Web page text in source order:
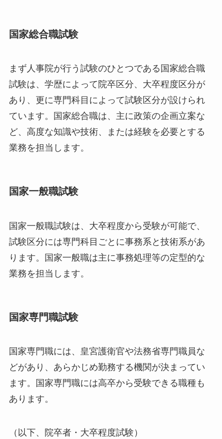
国家総合職試験
まず人事院が行う試験のひとつである国家総合職
試験は、学歴によって院卒区分、大卒程度区分が
あり、更に専門科目によって試験区分が設けられ
ています。国家総合職は、主に政策の企画立案な
ど、高度な知識や技術、または経験を必要とする
業務を担当します。
国家一般職試験
国家一般職試験は、大卒程度から受験が可能で、
試験区分には専門科目ごとに事務系と技術系があ
ります。国家一般職は主に事務処理等の定型的な
業務を担当します。
国家専門職試験
国家専門職には、皇宮護衛官や法務省専門職員な
どがあり、あらかじめ勤務する機関が決まってい
ます。国家専門職には高卒から受験できる職種も
あります。
（以下、院卒者・大卒程度試験）